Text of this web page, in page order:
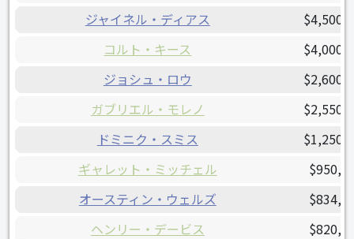
ジャイネル・ディアス
コルト・キース
ジョシュ・ロウ
ガブリエル・モレノ
ドミニク・スミス
ギャレット・ミッチェル
オースティン・ウェルズ
ヘンリー・デービス